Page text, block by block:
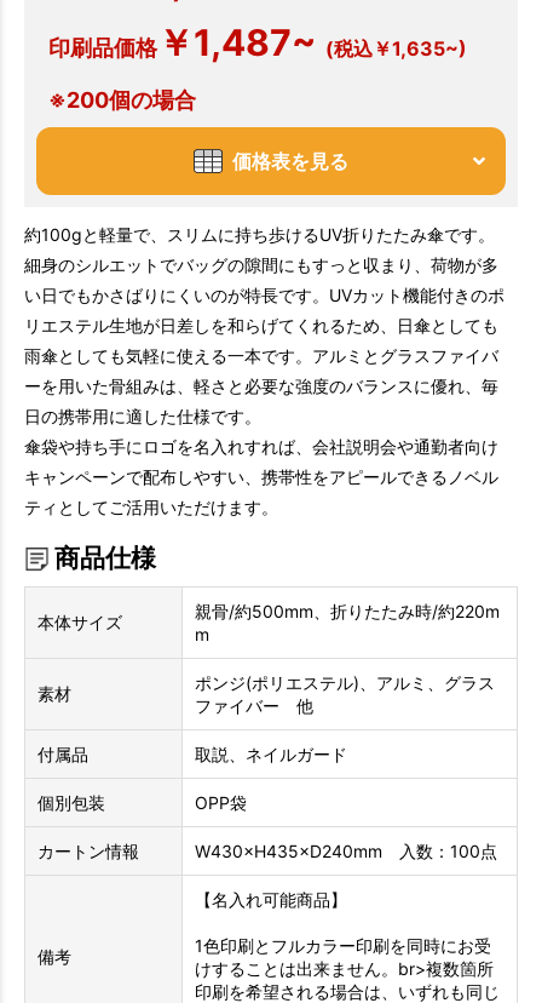
印刷品価格￥1,487~ (税込￥1,635~)
※200個の場合
価格表を見る
約100gと軽量で、スリムに持ち歩けるUV折りたたみ傘です。
細身のシルエットでバッグの隙間にもすっと収まり、荷物が多
い日でもかさばりにくいのが特長です。UVカット機能付きのポ
リエステル生地が日差しを和らげてくれるため、日傘としても
雨傘としても気軽に使える一本です。アルミとグラスファイバ
ーを用いた骨組みは、軽さと必要な強度のバランスに優れ、毎
日の携帯用に適した仕様です。
傘袋や持ち手にロゴを名入れすれば、会社説明会や通勤者向け
キャンペーンで配布しやすい、携帯性をアピールできるノベル
ティとしてご活用いただけます。
商品仕様
本体サイズ
親骨/約500mm、折りたたみ時/約220m
m
素材
ポンジ(ポリエステル)、アルミ、グラス
ファイバー 他
付属品 取説、ネイルガード
個別包装 OPP袋
カートン情報 W430×H435×D240mm 入数：100点
備考
【名入れ可能商品】
1色印刷とフルカラー印刷を同時にお受
けすることは出来ません。br>複数箇所
印刷を希望される場合は、いずれも同じ